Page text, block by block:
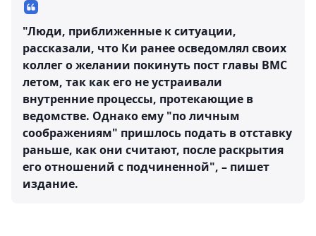
"Люди, приближенные к ситуации,
рассказали, что Ки ранее осведомлял своих
коллег о желании покинуть пост главы ВМС
летом, так как его не устраивали
внутренние процессы, протекающие в
ведомстве. Однако ему "по личным
соображениям" пришлось подать в отставку
раньше, как они считают, после раскрытия
его отношений с подчиненной", – пишет
издание.